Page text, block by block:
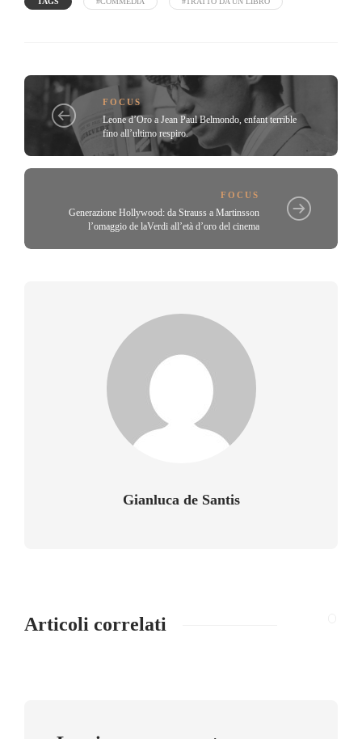
FOCUS
Leone d’Oro a Jean Paul Belmondo, enfant terrible
fino all’ultimo respiro.
FOCUS
Generazione Hollywood: da Strauss a Martinsson
l’omaggio de laVerdi all’età d’oro del cinema
Gianluca de Santis
Articoli correlati